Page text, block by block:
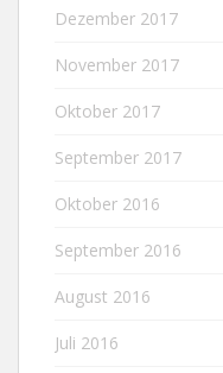
Dezember 2017
November 2017
Oktober 2017
September 2017
Oktober 2016
September 2016
August 2016
Juli 2016